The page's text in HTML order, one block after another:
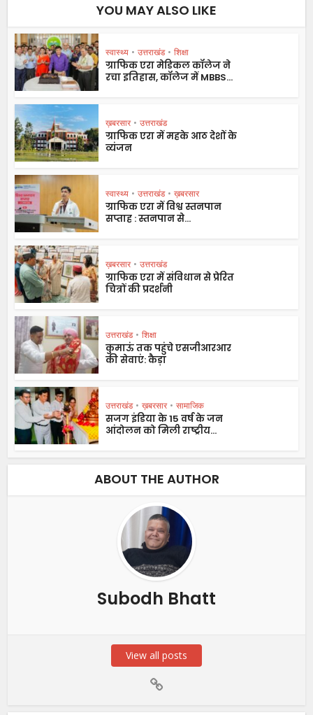
YOU MAY ALSO LIKE
स्वास्थ्य • उत्तराखंड • शिक्षा
ग्राफिक एरा मेडिकल कॉलेज ने
रचा इतिहास, कॉलेज में MBBS...
ख़बरसार • उत्तराखंड
ग्राफिक एरा में महके आठ देशों के
व्यंजन
स्वास्थ्य • उत्तराखंड • ख़बरसार
ग्राफिक एरा में विश्व स्तनपान
सप्ताह : स्तनपान से...
ख़बरसार • उत्तराखंड
ग्राफिक एरा में संविधान से प्रेरित
चित्रों की प्रदर्शनी
उत्तराखंड • शिक्षा
कुमाऊं तक पहुंचे एसजीआरआर
की सेवाएं: कैड़ा
उत्तराखंड • ख़बरसार • सामाजिक
सजग इंडिया के 15 वर्ष के जन
आंदोलन को मिली राष्ट्रीय...
ABOUT THE AUTHOR
Subodh Bhatt
View all posts